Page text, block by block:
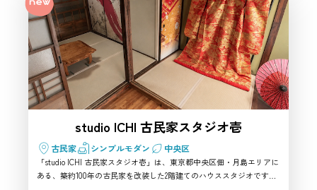
家具・小物充実
小物撮影 手すり
生活シーン
生活雑貨完備
白基調インテリア
白壁
白壁×フローリングタイル
自然光 開放感 階段
駅近
高速インターネット
studio ICHI 古民家スタジオ壱
古民家 シンプルモダン 中央区
「studio ICHI 古民家スタジオ壱」は、東京都中央区佃・月島エリアに
ある、築約100年の古民家を改装した2階建てのハウススタジオです。